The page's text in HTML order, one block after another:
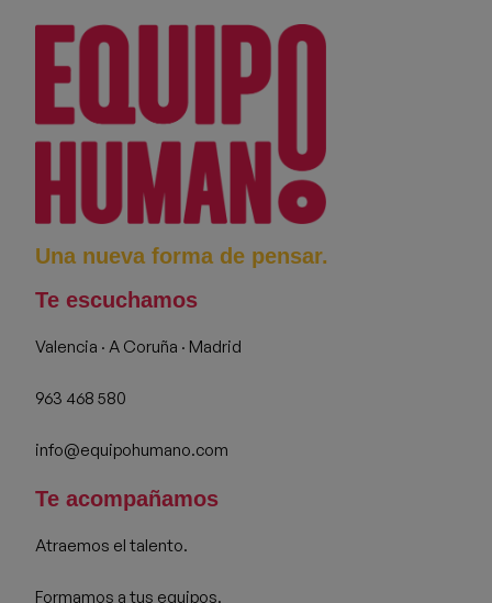
Una nueva forma de pensar.
Te escuchamos
Valencia · A Coruña · Madrid
963 468 580
info@equipohumano.com
Te acompañamos
Atraemos el talento.
Formamos a tus equipos.